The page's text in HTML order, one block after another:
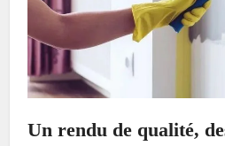
Un rendu de qualité,